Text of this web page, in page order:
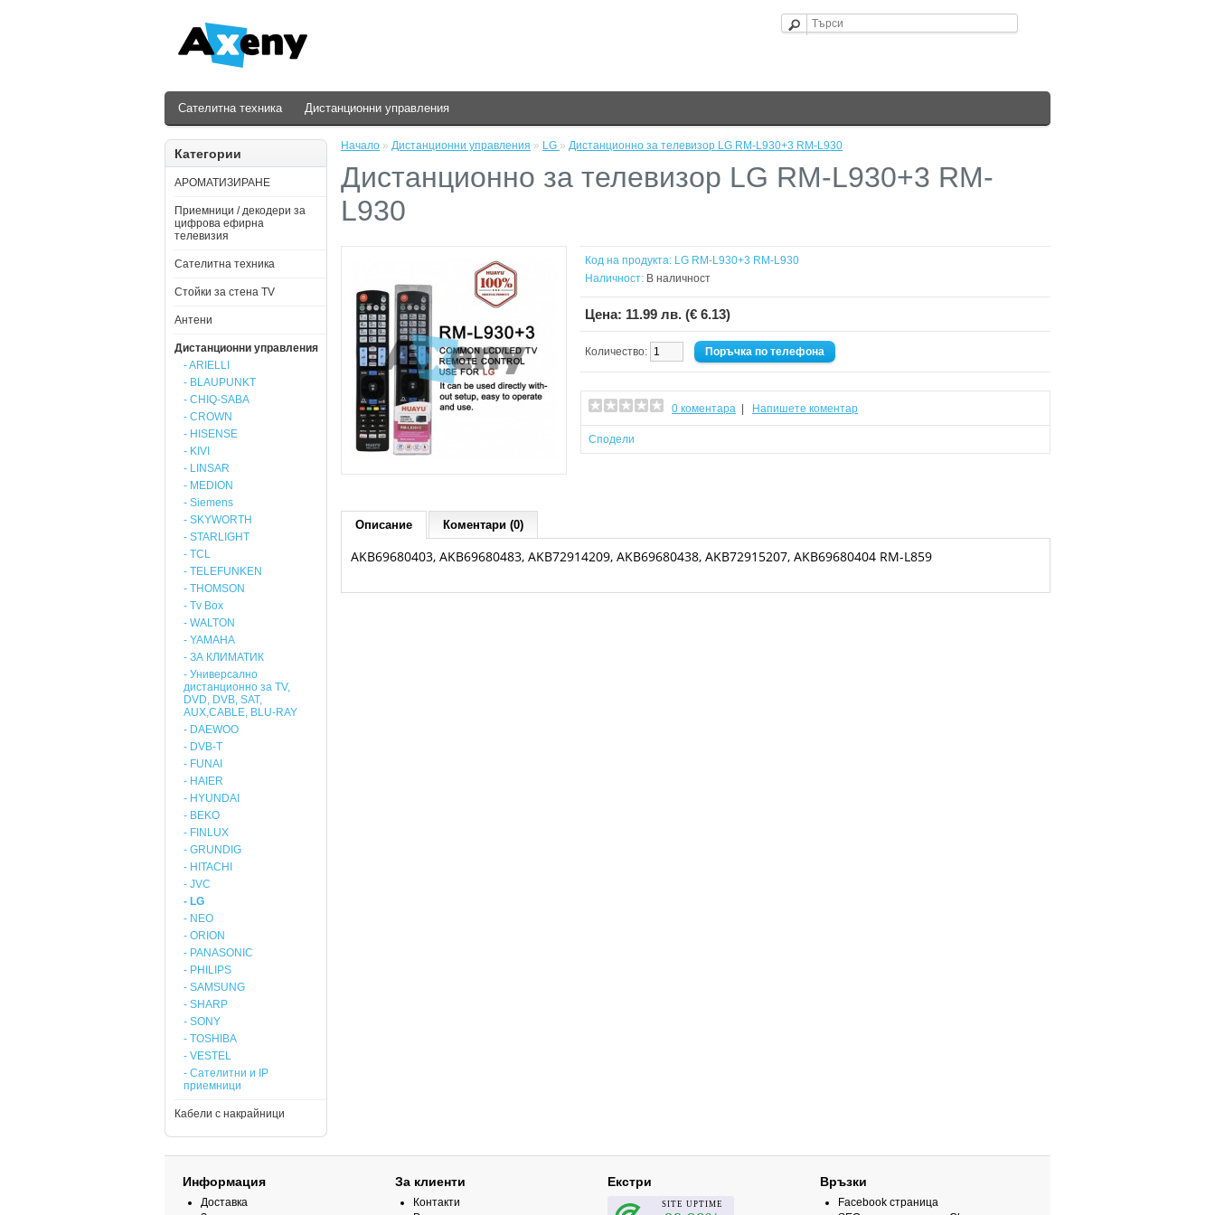
Сателитна техника Дистанционни управления
Категории
АРОМАТИЗИРАНЕ
Приемници / декодери за
цифрова ефирна
телевизия
Сателитна техника
Стойки за стена ТV
Антени
Дистанционни управления
- ARIELLI
- BLAUPUNKT
- CHIQ-SABA
- CROWN
- HISENSE
- KIVI
- LINSAR
- MEDION
- Siemens
- SKYWORTH
- STARLIGHT
- TCL
- TELEFUNKEN
- THOMSON
- Tv Box
- WALTON
- YAMAHA
- ЗА КЛИМАТИК
- Универсално
дистанционно за TV,
DVD, DVB, SAT,
AUX,CABLE, BLU-RAY
- DAEWOO
- DVB-T
- FUNAI
- HAIER
- HYUNDAI
- BEKO
- FINLUX
- GRUNDIG
- HITACHI
- JVC
- LG
- NEO
- ORION
- PANASONIC
- PHILIPS
- SAMSUNG
- SHARP
- SONY
- TOSHIBA
- VESTEL
- Сателитни и IP
приемници
Кабели с накрайници
Начало » Дистанционни управления » LG » Дистанционно за телевизор LG RM-L930+3 RM-L930
Дистанционно за телевизор LG RM-L930+3 RM-
L930
Код на продукта: LG RM-L930+3 RM-L930
Наличност: В наличност
Цена: 11.99 лв. (€ 6.13)
Количество: Поръчка по телефона
0 коментара Напишете коментар
Сподели
Описание Коментари (0)
AKB69680403, AKB69680483, AKB72914209, AKB69680438, AKB72915207, AKB69680404 RM-L859
Информация
Доставка
За клиенти
Контакти
Екстри Връзки
Facebook страница